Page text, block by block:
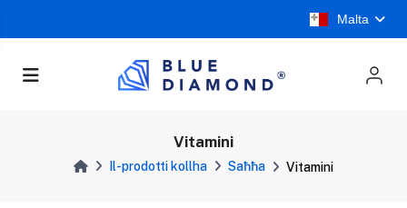
Malta
Vitamini
Il-prodotti kollha Saħħa Vitamini